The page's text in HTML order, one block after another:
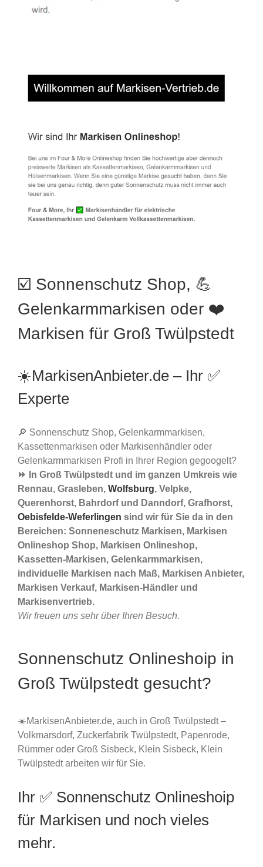
☑️ Sonnenschutz Shop, 💪
Gelenkarmmarkisen oder ❤️
Markisen für Groß Twülpstedt
☀️MarkisenAnbieter.de – Ihr ✅
Experte
🔎 Sonnenschutz Shop, Gelenkarmmarkisen,
Kassettenmarkisen oder Markisenhändler oder
Gelenkarmmarkisen Profi in Ihrer Region gegoogelt?
⏩ In Groß Twülpstedt und im ganzen Umkreis wie
Rennau, Grasleben, Wolfsburg, Velpke,
Querenhorst, Bahrdorf und Danndorf, Grafhorst,
Oebisfelde-Weferlingen sind wir für Sie da in den
Bereichen: Sonneneschutz Markisen, Markisen
Onlineshop Shop, Markisen Onlineshop,
Kassetten-Markisen, Gelenkarmmarkisen,
individuelle Markisen nach Maß, Markisen Anbieter,
Markisen Verkauf, Markisen-Händler und
Markisenvertrieb.
Wir freuen uns sehr über Ihren Besuch.
Sonnenschutz Onlineshoip in
Groß Twülpstedt gesucht?
☀️MarkisenAnbieter.de, auch in Groß Twülpstedt –
Volkmarsdorf, Zuckerfabrik Twülpstedt, Papenrode,
Rümmer oder Groß Sisbeck, Klein Sisbeck, Klein
Twülpstedt arbeiten wir für Sie.
Ihr ✅ Sonnenschutz Onlineshoip
für Markisen und noch vieles
mehr.